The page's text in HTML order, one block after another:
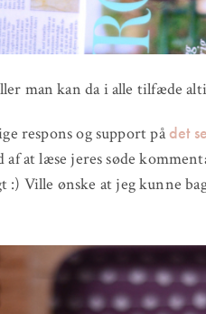
man kan da i alle tilfæde
respons og support pådet
af at læse jeres søde
:) Ville ønske at jeg kunne